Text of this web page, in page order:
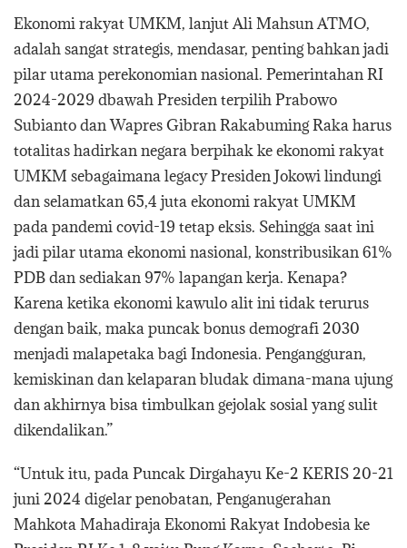
Ekonomi rakyat UMKM, lanjut Ali Mahsun ATMO,
adalah sangat strategis, mendasar, penting bahkan jadi
pilar utama perekonomian nasional. Pemerintahan RI
2024-2029 dbawah Presiden terpilih Prabowo
Subianto dan Wapres Gibran Rakabuming Raka harus
totalitas hadirkan negara berpihak ke ekonomi rakyat
UMKM sebagaimana legacy Presiden Jokowi lindungi
dan selamatkan 65,4 juta ekonomi rakyat UMKM
pada pandemi covid-19 tetap eksis. Sehingga saat ini
jadi pilar utama ekonomi nasional, konstribusikan 61%
PDB dan sediakan 97% lapangan kerja. Kenapa?
Karena ketika ekonomi kawulo alit ini tidak terurus
dengan baik, maka puncak bonus demografi 2030
menjadi malapetaka bagi Indonesia. Pengangguran,
kemiskinan dan kelaparan bludak dimana-mana ujung
dan akhirnya bisa timbulkan gejolak sosial yang sulit
dikendalikan.”
“Untuk itu, pada Puncak Dirgahayu Ke-2 KERIS 20-21
juni 2024 digelar penobatan, Penganugerahan
Mahkota Mahadiraja Ekonomi Rakyat Indobesia ke